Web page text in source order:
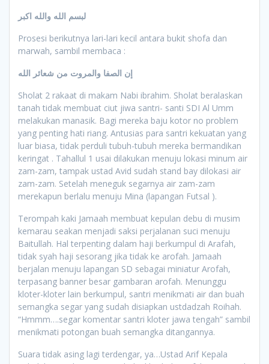
لبسم الله والله اكبر
Prosesi berikutnya lari-lari kecil antara bukit shofa dan
marwah, sambil membaca :
إن الصفا والمروت من شعائر الله
Sholat 2 rakaat di makam Nabi ibrahim. Sholat beralaskan
tanah tidak membuat ciut jiwa santri- santi SDI Al Umm
melakukan manasik. Bagi mereka baju kotor no problem
yang penting hati riang. Antusias para santri kekuatan yang
luar biasa, tidak perduli tubuh-tubuh mereka bermandikan
keringat . Tahallul 1 usai dilakukan menuju lokasi minum air
zam-zam, tampak ustad Avid sudah stand bay dilokasi air
zam-zam. Setelah meneguk segarnya air zam-zam
merekapun berlalu menuju Mina (lapangan Futsal ).
Terompah kaki Jamaah membuat kepulan debu di musim
kemarau seakan menjadi saksi perjalanan suci menuju
Baitullah. Hal terpenting dalam haji berkumpul di Arafah,
tidak syah haji sesorang jika tidak ke arofah. Jamaah
berjalan menuju lapangan SD sebagai miniatur Arofah,
terpasang banner besar gambaran arofah. Menunggu
kloter-kloter lain berkumpul, santri menikmati air dan buah
semangka segar yang sudah disiapkan ustdadzah Roihah.
“Hmmm….segar komentar santri kloter jawa tengah” sambil
menikmati potongan buah semangka ditangannya.
Suara tidak asing lagi terdengar, ya…Ustad Arif Kepala